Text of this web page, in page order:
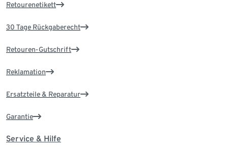
Retourenetikett
30 Tage Rückgaberecht
Retouren-Gutschrift
Reklamation
Ersatzteile & Reparatur
Garantie
Service & Hilfe